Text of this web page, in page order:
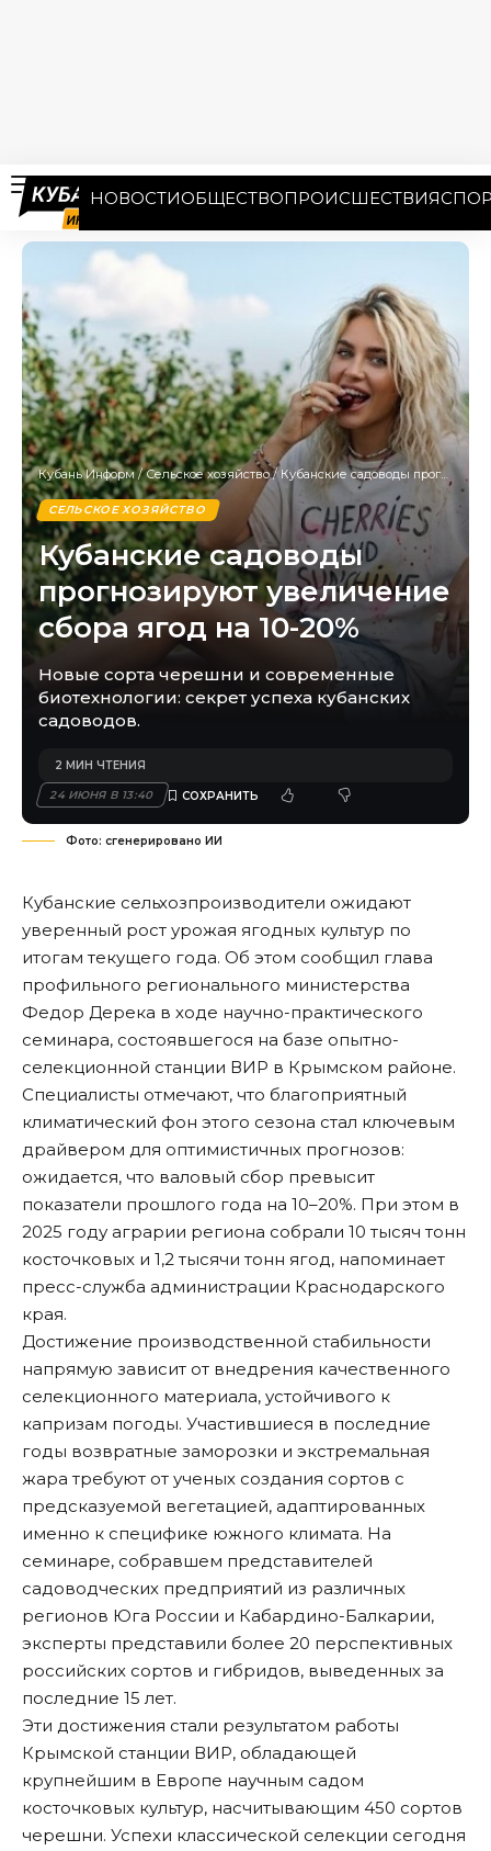
НОВОСТИОБЩЕСТВОПРОИСШЕСТВИЯ
Кубань Информ/Сельское хозяйство/Кубанские садоводы прогнозируют увеличение сбора ягод на 10-20%
СЕЛЬСКОЕ ХОЗЯЙСТВО
Кубанские садоводы
прогнозируют увеличение
сбора ягод на 10-20%
Новые сорта черешни и современные
биотехнологии: секрет успеха кубанских
садоводов.
24 ИЮНЯ В 13:40
2 МИН ЧТЕНИЯ
Фото: сгенерировано ИИ
Кубанские сельхозпроизводители ожидают
уверенный рост урожая ягодных культур по
итогам текущего года. Об этом сообщил глава
профильного регионального министерства
Федор Дерека в ходе научно-практического
семинара, состоявшегося на базе опытно-
селекционной станции ВИР в Крымском районе.
Специалисты отмечают, что благоприятный
климатический фон этого сезона стал ключевым
драйвером для оптимистичных прогнозов:
ожидается, что валовый сбор превысит
показатели прошлого года на 10–20%. При этом в
2025 году аграрии региона собрали 10 тысяч тонн
косточковых и 1,2 тысячи тонн ягод, напоминает
пресс-служба администрации Краснодарского
края.
Достижение производственной стабильности
напрямую зависит от внедрения качественного
селекционного материала, устойчивого к
капризам погоды. Участившиеся в последние
годы возвратные заморозки и экстремальная
жара требуют от ученых создания сортов с
предсказуемой вегетацией, адаптированных
именно к специфике южного климата. На
семинаре, собравшем представителей
садоводческих предприятий из различных
регионов Юга России и Кабардино-Балкарии,
эксперты представили более 20 перспективных
российских сортов и гибридов, выведенных за
последние 15 лет.
Эти достижения стали результатом работы
Крымской станции ВИР, обладающей
крупнейшим в Европе научным садом
косточковых культур, насчитывающим 450 сортов
черешни. Успехи классической селекции сегодня